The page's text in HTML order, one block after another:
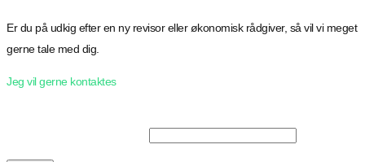
Er du på udkig efter en ny revisor eller økonomisk rådgiver, så vil vi meget
gerne tale med dig.
Jeg vil gerne kontaktes